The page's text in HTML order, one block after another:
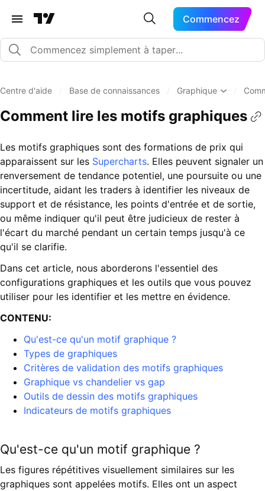
Commencez
Centre d'aide Base de connaissances Graphique
Comment lire les motifs graphiques
Les motifs graphiques sont des formations de prix qui
apparaissent sur les Supercharts. Elles peuvent signaler un
renversement de tendance potentiel, une poursuite ou une
incertitude, aidant les traders à identifier les niveaux de
support et de résistance, les points d'entrée et de sortie,
ou même indiquer qu'il peut être judicieux de rester à
l'écart du marché pendant un certain temps jusqu'à ce
qu'il se clarifie.
Dans cet article, nous aborderons l'essentiel des
configurations graphiques et les outils que vous pouvez
utiliser pour les identifier et les mettre en évidence.
CONTENU:
Qu'est-ce qu'un motif graphique ?
Types de graphiques
Critères de validation des motifs graphiques
Graphique vs chandelier vs gap
Outils de dessin des motifs graphiques
Indicateurs de motifs graphiques
Qu'est-ce qu'un motif graphique ?
Les figures répétitives visuellement similaires sur les
graphiques sont appelées motifs. Elles ont un aspect